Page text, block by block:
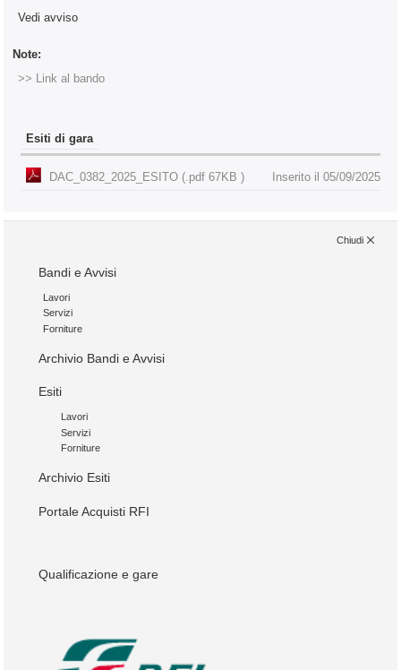
Vedi avviso
Note:
>> Link al bando
Esiti di gara
DAC_0382_2025_ESITO (.pdf 67KB ) Inserito il 05/09/2025
Chiudi
Bandi e Avvisi
Lavori
Servizi
Forniture
Archivio Bandi e Avvisi
Esiti
Lavori
Servizi
Forniture
Archivio Esiti
Portale Acquisti RFI
Qualificazione e gare